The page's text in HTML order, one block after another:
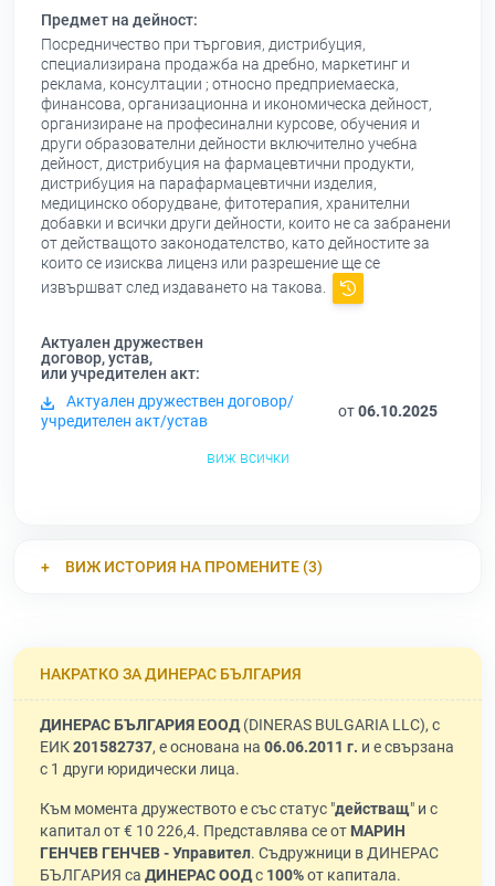
Предмет на дейност:
Посредничество при търговия, дистрибуция,
специализирана продажба на дребно, маркетинг и
реклама, консултации ; относно предприемаеска,
финансова, организационна и икономическа дейност,
организиране на професинални курсове, обучения и
други образователни дейности включително учебна
дейност, дистрибуция на фармацевтични продукти,
дистрибуция на парафармацевтични изделия,
медицинско оборудване, фитотерапия, хранителни
добавки и всички други дейности, които не са забранени
от действащото законодателство, като дейностите за
които се изисква лиценз или разрешение ще се
извършват след издаването на такова.
Актуален дружествен
договор, устав,
или учредителен акт:
Актуален дружествен договор/
учредителен акт/устав
от06.10.2025
виж всички
ВИЖ ИСТОРИЯ НА ПРОМЕНИТЕ (3)
НАКРАТКО ЗА ДИНЕРАС БЪЛГАРИЯ
ДИНЕРАС БЪЛГАРИЯ ЕООД(DINERAS BULGARIA LLC), с
ЕИК201582737, е основана на 06.06.2011 г. и е свързана
с 1 други юридически лица.
Към момента дружеството е със статус "действащ" и с
капитал от € 10 226,4. Представлява се от МАРИН
ГЕНЧЕВ ГЕНЧЕВ - Управител. Съдружници в ДИНЕРАС
БЪЛГАРИЯ са ДИНЕРАС ООДс 100%от капитала.